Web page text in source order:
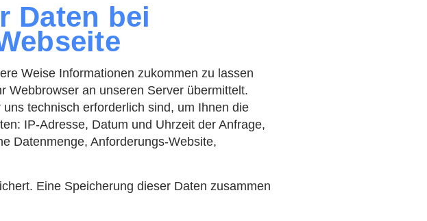
Daten bei
Weise Informationen zukommen zu lassen
Webbrowser an unseren Server übermittelt.
technisch erforderlich sind, um Ihnen die
IP-Adresse, Datum und Uhrzeit der Anfrage,
Datenmenge, Anforderungs-Website,
Eine Speicherung dieser Daten zusammen